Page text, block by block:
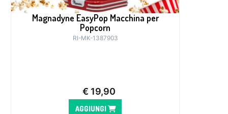
Magnadyne EasyPop Macchina per
Popcorn
RI-MK-1387903
€ 19,90
AGGIUNGI